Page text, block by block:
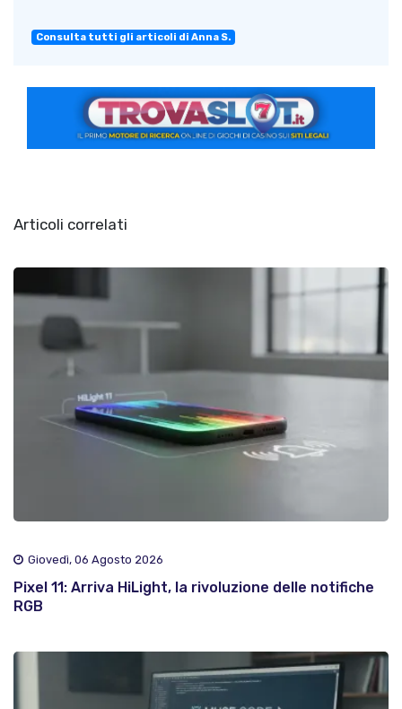
Consulta tutti gli articoli di Anna S.
Articoli correlati
Giovedì, 06 Agosto 2026
Pixel 11: Arriva HiLight, la rivoluzione delle notifiche
RGB